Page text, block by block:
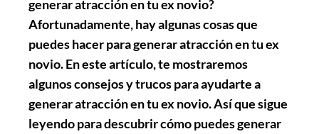
generar atracción en tu ex novio?
Afortunadamente, hay algunas cosas que
puedes hacer para generar atracción en tu ex
novio. En este artículo, te mostraremos
algunos consejos y trucos para ayudarte a
generar atracción en tu ex novio. Así que sigue
leyendo para descubrir cómo puedes generar